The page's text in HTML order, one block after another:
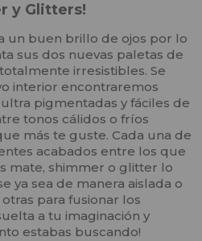
y Glitters!
un buen brillo de ojos por lo
sus dos nuevas paletas de
irresistibles. Se
interior encontraremos
pigmentadas y fáciles de
tonos cálidos o fríos
más te guste. Cada una de
acabados entre los que
mate, shimmer o glitter lo
ya sea de manera aislada o
para fusionar los
a tu imaginación y
estabas buscando!